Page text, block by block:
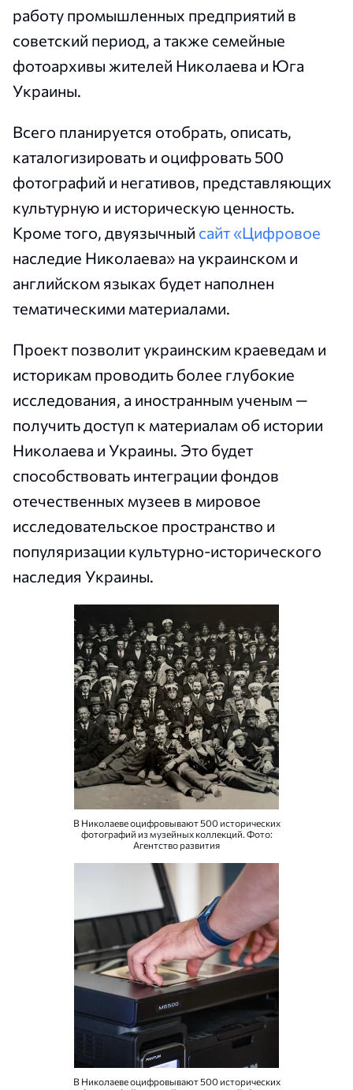
работу промышленных предприятий в
советский период, а также семейные
фотоархивы жителей Николаева и Юга
Украины.
Всего планируется отобрать, описать,
каталогизировать и оцифровать 500
фотографий и негативов, представляющих
культурную и историческую ценность.
Кроме того, двуязычный сайт «Цифровое
наследие Николаева» на украинском и
английском языках будет наполнен
тематическими материалами.
Проект позволит украинским краеведам и
историкам проводить более глубокие
исследования, а иностранным ученым —
получить доступ к материалам об истории
Николаева и Украины. Это будет
способствовать интеграции фондов
отечественных музеев в мировое
исследовательское пространство и
популяризации культурно-исторического
наследия Украины.
В Николаеве оцифровывают 500 исторических
фотографий из музейных коллекций. Фото:
Агентство развития
В Николаеве оцифровывают 500 исторических